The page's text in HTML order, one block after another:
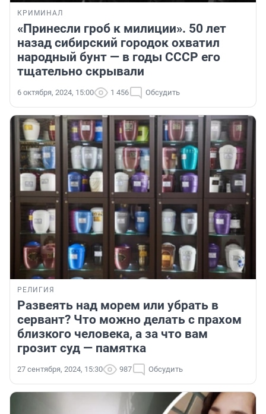
КРИМИНАЛ
«Принесли гроб к милиции». 50 лет
назад сибирский городок охватил
народный бунт — в годы СССР его
тщательно скрывали
6 октября, 2024, 15:00 1 456 Обсудить
РЕЛИГИЯ
Развеять над морем или убрать в
сервант? Что можно делать с прахом
близкого человека, а за что вам
грозит суд — памятка
27 сентября, 2024, 15:30 987 Обсудить